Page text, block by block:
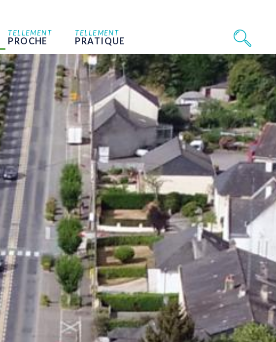
TELLEMENT
PROCHE
TELLEMENT
PRATIQUE